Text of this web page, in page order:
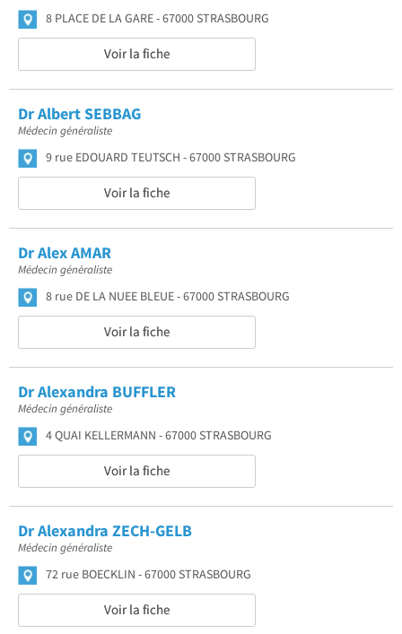
8 PLACE DE LA GARE 67000 STRASBOURG
Voir la fiche
Dr Albert SEBBAG
Médecin généraliste
9 rue EDOUARD TEUTSCH 67000 STRASBOURG
Voir la fiche
Dr Alex AMAR
Médecin généraliste
8 rue DE LA NUEE BLEUE 67000 STRASBOURG
Voir la fiche
Dr Alexandra BUFFLER
Médecin généraliste
4 QUAI KELLERMANN 67000 STRASBOURG
Voir la fiche
Dr Alexandra ZECH-GELB
Médecin généraliste
72 rue BOECKLIN 67000 STRASBOURG
Voir la fiche